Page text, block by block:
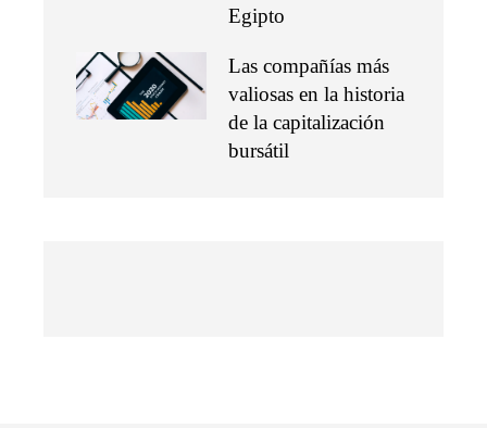
Egipto
Las compañías más
valiosas en la historia
de la capitalización
bursátil